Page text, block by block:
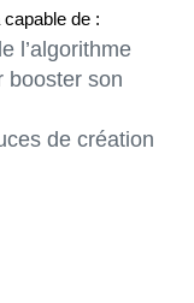
de :
l’algorithme
booster son
de création